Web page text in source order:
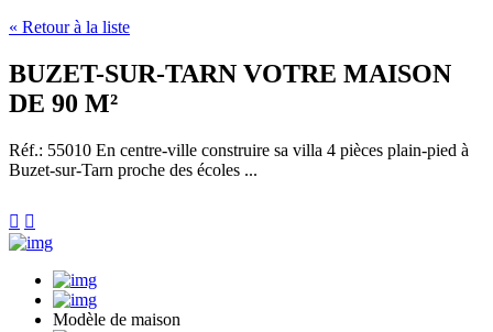
« Retour à la liste
BUZET-SUR-TARN VOTRE MAISON
DE 90 M²
Réf.: 55010 En centre-ville construire sa villa 4 pièces plain-pied à
Buzet-sur-Tarn proche des écoles ...
 
Modèle de maison